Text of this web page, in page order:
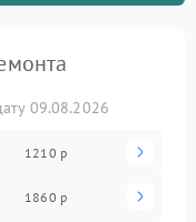
09.08.2026
1210 р
1860 р